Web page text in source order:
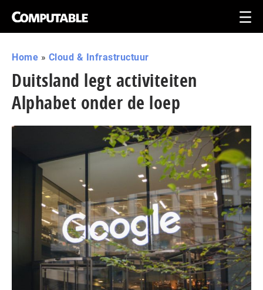
Home » Cloud & Infrastructuur
Duitsland legt activiteiten
Alphabet onder de loep